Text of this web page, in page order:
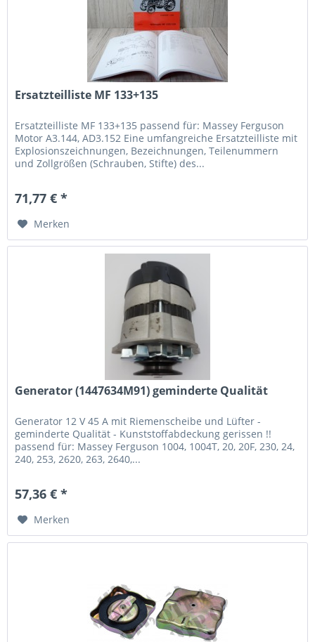
Ersatzteilliste MF 133+135
Ersatzteilliste MF 133+135 passend für: Massey Ferguson
Motor A3.144, AD3.152 Eine umfangreiche Ersatzteilliste mit
Explosionszeichnungen, Bezeichnungen, Teilenummern
und Zollgrößen (Schrauben, Stifte) des...
71,77 € *
Merken
Generator (1447634M91) geminderte Qualität
Generator 12 V 45 A mit Riemenscheibe und Lüfter -
geminderte Qualität - Kunststoffabdeckung gerissen !!
passend für: Massey Ferguson 1004, 1004T, 20, 20F, 230, 24,
240, 253, 2620, 263, 2640,...
57,36 € *
Merken